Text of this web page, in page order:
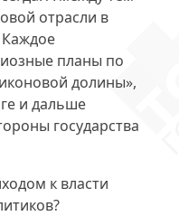
отрасли в
планы по
долины»,
и дальше
государства
к власти